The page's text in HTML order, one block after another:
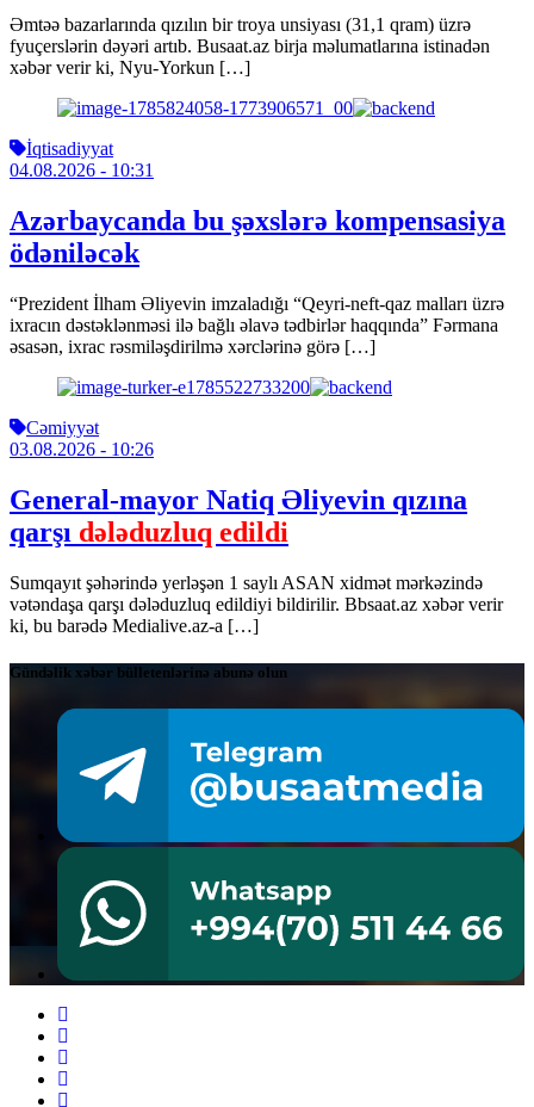
Əmtəə bazarlarında qızılın bir troya unsiyası (31,1 qram) üzrə
fyuçerslərin dəyəri artıb. Busaat.az birja məlumatlarına istinadən
xəbər verir ki, Nyu-Yorkun […]
İqtisadiyyat
04.08.2026 - 10:31
Azərbaycanda bu şəxslərə kompensasiya
ödəniləcək
“Prezident İlham Əliyevin imzaladığı “Qeyri-neft-qaz malları üzrə
ixracın dəstəklənməsi ilə bağlı əlavə tədbirlər haqqında” Fərmana
əsasən, ixrac rəsmiləşdirilmə xərclərinə görə […]
Cəmiyyət
03.08.2026 - 10:26
General-mayor Natiq Əliyevin qızına
qarşı dələduzluq edildi
Sumqayıt şəhərində yerləşən 1 saylı ASAN xidmət mərkəzində
vətəndaşa qarşı dələduzluq edildiyi bildirilir. Bbsaat.az xəbər verir
ki, bu barədə Medialive.az-a […]
Gündəlik xəbər bülletenlərinə abunə olun